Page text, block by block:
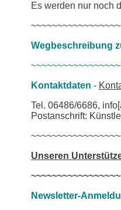
Es werden nur noch
Wegbeschreibung
Kontaktdaten -
Tel. 06486/6686,
Postanschrift:
Unseren
Newsletter-